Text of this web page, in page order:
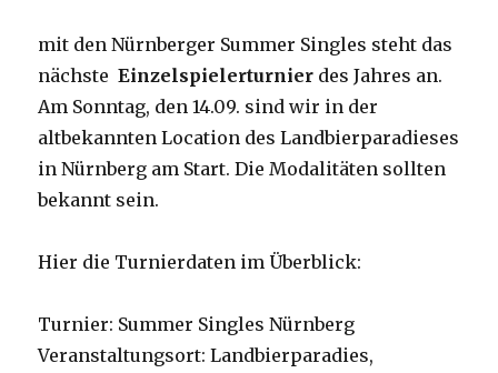
mit den Nürnberger Summer Singles steht das
nächsteEinzelspielerturnier des Jahres an.
Am Sonntag, den 14.09. sind wir in der
altbekannten Location des Landbierparadieses
in Nürnberg am Start. Die Modalitäten sollten
bekannt sein.
Hier die Turnierdaten im Überblick:
Turnier: Summer Singles Nürnberg
Veranstaltungsort: Landbierparadies,